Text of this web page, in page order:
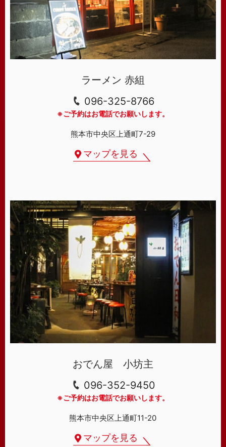
ラーメン 赤組
096-325-8766
※ご予約はお電話でお願いします。
熊本市中央区上通町7-29
マップを見る
おでん屋 小坊主
096-352-9450
※ご予約はお電話でお願いします。
熊本市中央区上通町11-20
マップを見る